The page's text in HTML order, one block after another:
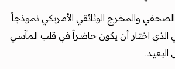
والمخرج الوثائقي الأمريكي نموذجاً
الذي اختار أن يكون حاضراً في قلب المآسي
البعيد.